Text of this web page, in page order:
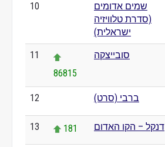
10
שמים אדומים
(סדרת טלוויזיה
ישראלית)
11
86815
סובייצקה
12 ברבי (סרט)
13 181 דנקל – הקו האדום